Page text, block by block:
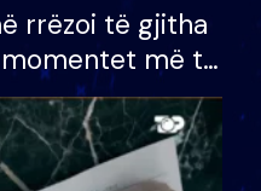
rrëzoi të gjitha
më të
BB VIP: Do më
kur…